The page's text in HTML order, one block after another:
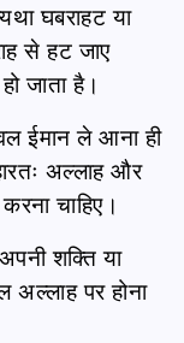
घबराहट या
से हट जाए
जाता है।
ईमान ले आना ही
अल्लाह और
चाहिए।
शक्ति या
अल्लाह पर होना